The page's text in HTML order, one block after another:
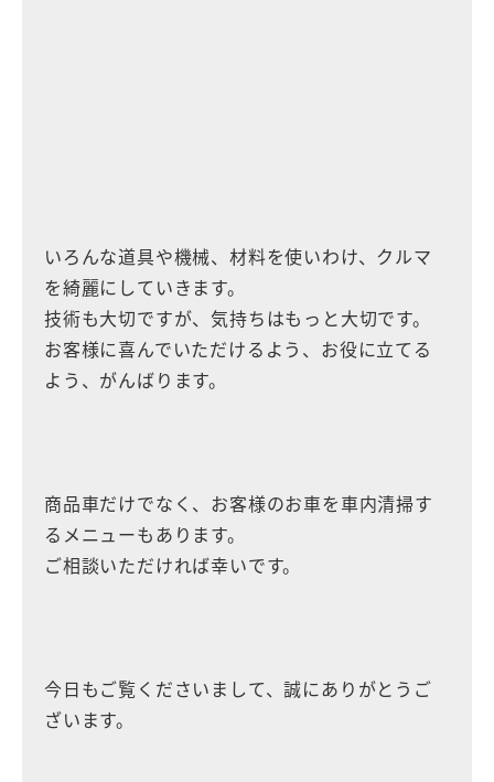
いろんな道具や機械、材料を使いわけ、クルマ
を綺麗にしていきます。
技術も大切ですが、気持ちはもっと大切です。
お客様に喜んでいただけるよう、お役に立てる
よう、がんばります。
商品車だけでなく、お客様のお車を車内清掃す
るメニューもあります。
ご相談いただければ幸いです。
今日もご覧くださいまして、誠にありがとうご
ざいます。